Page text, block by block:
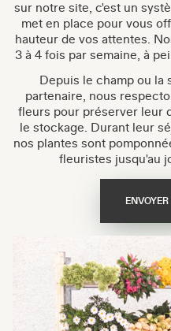
sur notre site, c'est un
met en place pour vous
hauteur de vos attentes.
3 à 4 fois par semaine, à
Depuis le champ ou
partenaire, nous
fleurs pour préserver leur
le stockage. Durant leur
nos plantes sont
fleuristes jusqu'au